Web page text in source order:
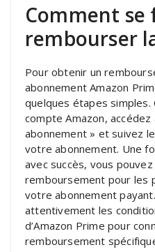
Comment se
rembourser
Pour obtenir un
abonnement Amazon
quelques étapes
compte Amazon,
abonnement » et suivez
votre abonnement. Une
avec succès, vous
remboursement pour les
votre abonnement
attentivement les
d’Amazon Prime pour
remboursement